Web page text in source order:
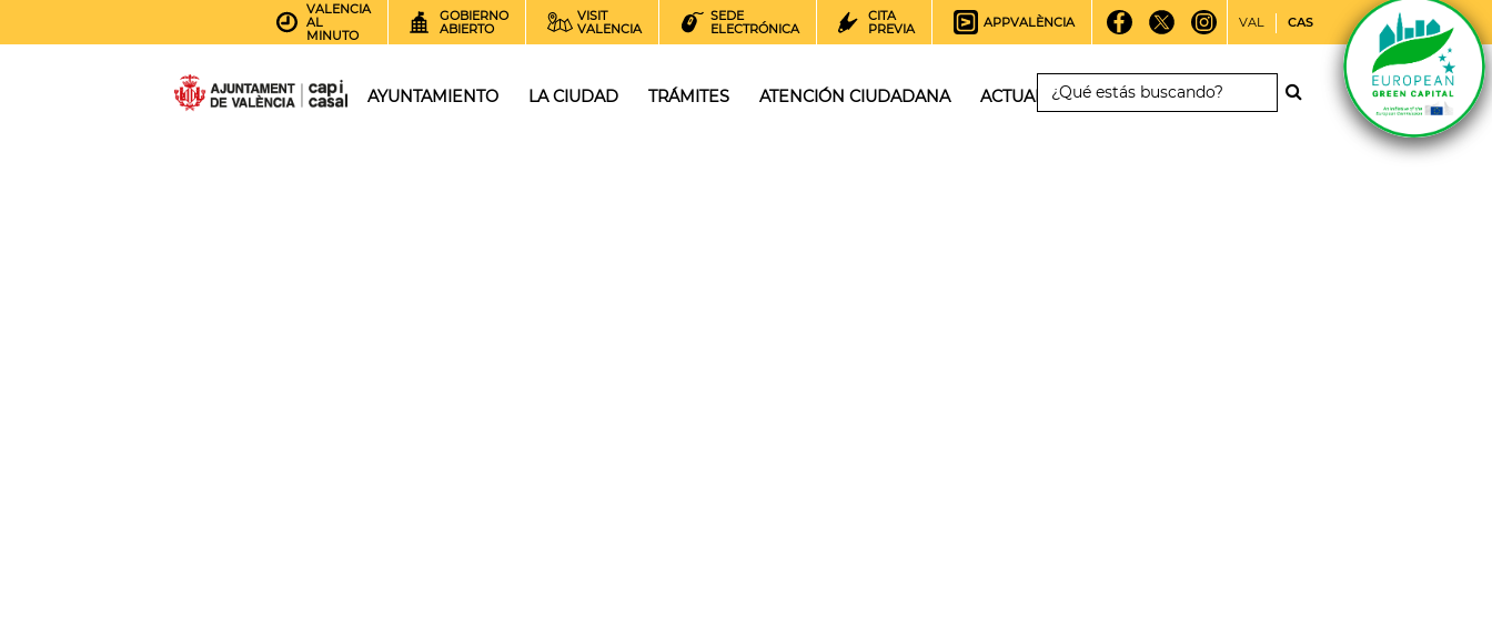
VALENCIA
AL
MINUTO
GOBIERNO
ABIERTO
VISIT
VALENCIA
SEDE
ELECTRÓNICA
CITA
PREVIA
APPVALÈNCIA VAL CAS
AYUNTAMIENTO LA CIUDAD TRÁMITES ATENCIÓN CIUDADANA ACTUALIDAD